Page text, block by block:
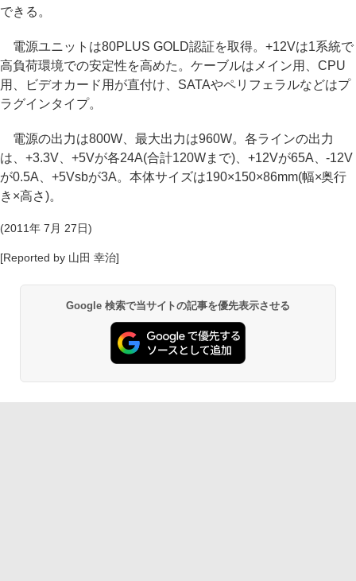
できる。
電源ユニットは80PLUS GOLD認証を取得。+12Vは1系統で
高負荷環境での安定性を高めた。ケーブルはメイン用、CPU
用、ビデオカード用が直付け、SATAやペリフェラルなどはプ
ラグインタイプ。
電源の出力は800W、最大出力は960W。各ラインの出力
は、+3.3V、+5Vが各24A(合計120Wまで)、+12Vが65A、-12V
が0.5A、+5Vsbが3A。本体サイズは190×150×86mm(幅×奥行
き×高さ)。
(2011年 7月 27日)
[Reported by 山田 幸治]
Google 検索で当サイトの記事を優先表示させる